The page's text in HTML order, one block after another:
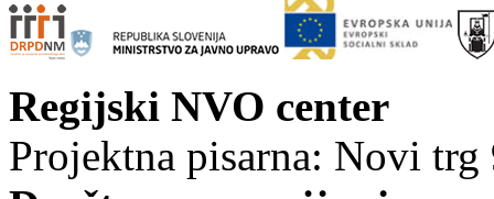
Regijski NVO center
Projektna pisarna: Novi